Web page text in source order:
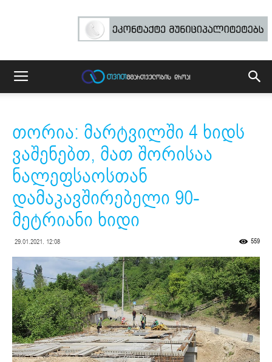
თორია: მარტვილში 4 ხიდს
ვაშენებთ, მათ შორისაა
ნალეფსაოსთან
დამაკავშირებელი 90-
მეტრიანი ხიდი
29.01.2021. 12:08 559